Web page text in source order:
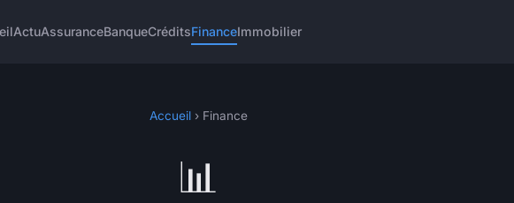
ActuAssuranceBanqueCréditsFinanceImmobilier
Accueil› Finance
📊